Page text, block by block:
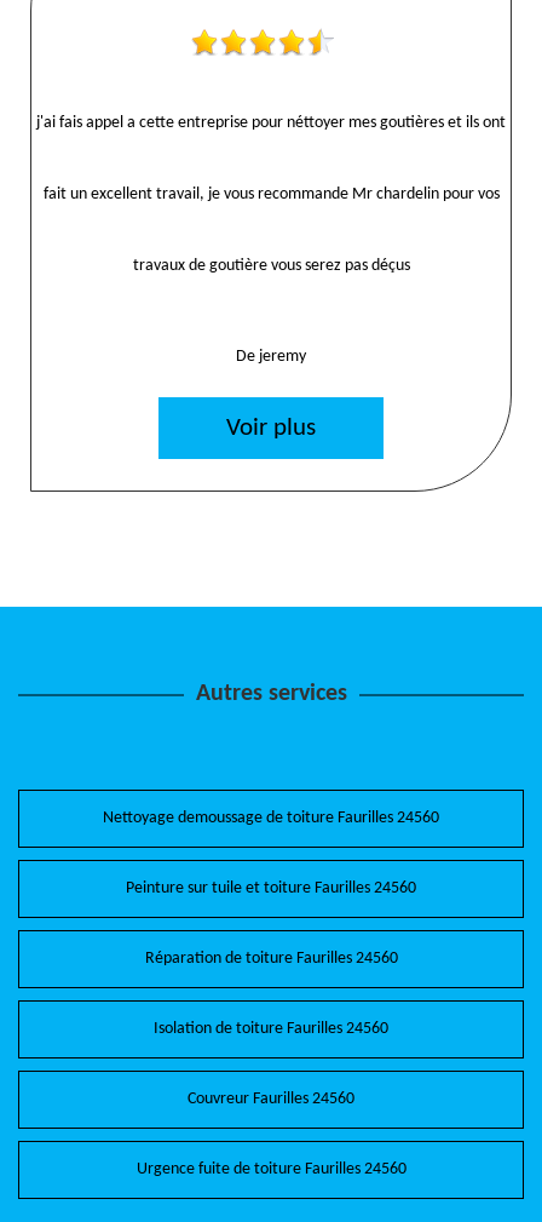
j'ai fais appel a cette entreprise pour néttoyer mes goutières et ils ont
fait un excellent travail, je vous recommande Mr chardelin pour vos
travaux de goutière vous serez pas déçus
De jeremy
Voir plus
Autres services
Nettoyage demoussage de toiture Faurilles 24560
Peinture sur tuile et toiture Faurilles 24560
Réparation de toiture Faurilles 24560
Isolation de toiture Faurilles 24560
Couvreur Faurilles 24560
Urgence fuite de toiture Faurilles 24560